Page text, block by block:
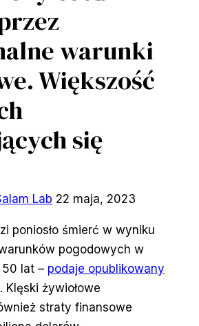
warunki
Większość
się
Lab 22 maja, 2023
poniosło śmierć w wyniku
pogodowych w
lat – podaje opublikowany
. Klęski żywiołowe
straty finansowe